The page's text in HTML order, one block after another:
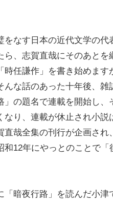
なす日本の近代文学の代
、志賀直哉にそのあとを
任謙作」を書き始めます
な話のあった十年後、雑
の題名で連載を開始し、
り、連載が休止され小説
哉全集の刊行が企画され
12年にやっとのことで「
暗夜行路」を読んだ小津